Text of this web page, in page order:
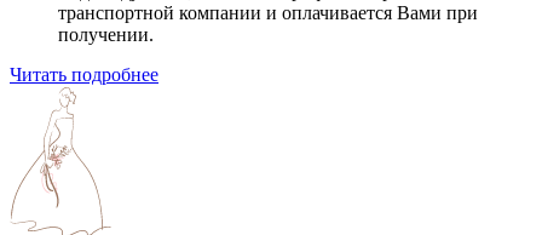
транспортной компании и оплачивается Вами при
получении.
Читать подробнее